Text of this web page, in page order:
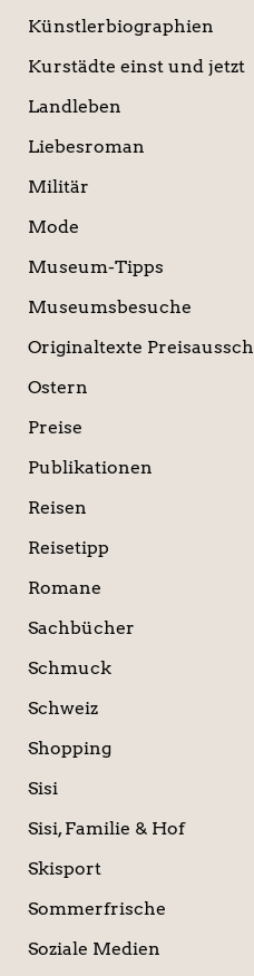
Künstlerbiographien
Kurstädte einst und jetzt
Landleben
Liebesroman
Militär
Mode
Museum-Tipps
Museumsbesuche
Originaltexte
Ostern
Preise
Publikationen
Reisen
Reisetipp
Romane
Sachbücher
Schmuck
Schweiz
Shopping
Sisi
Sisi, Familie & Hof
Skisport
Sommerfrische
Soziale Medien